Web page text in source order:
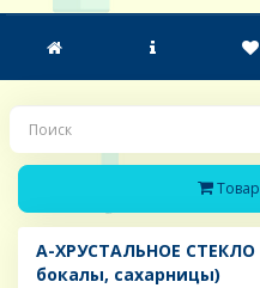
A-ХРУСТАЛЬНОЕ
бокалы, сахарницы)